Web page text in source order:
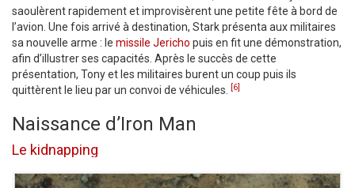
saoulèrent rapidement et improvisèrent une petite fête à bord de
l’avion. Une fois arrivé à destination, Stark présenta aux militaires
sa nouvelle arme : le missile Jericho puis en fit une démonstration,
afin d’illustrer ses capacités. Après le succès de cette
présentation, Tony et les militaires burent un coup puis ils
quittèrent le lieu par un convoi de véhicules.
[6]
Naissance d’Iron Man
Le kidnapping